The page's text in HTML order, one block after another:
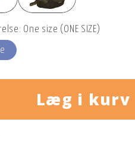
One size (ONE SIZE)
Læg i kurv